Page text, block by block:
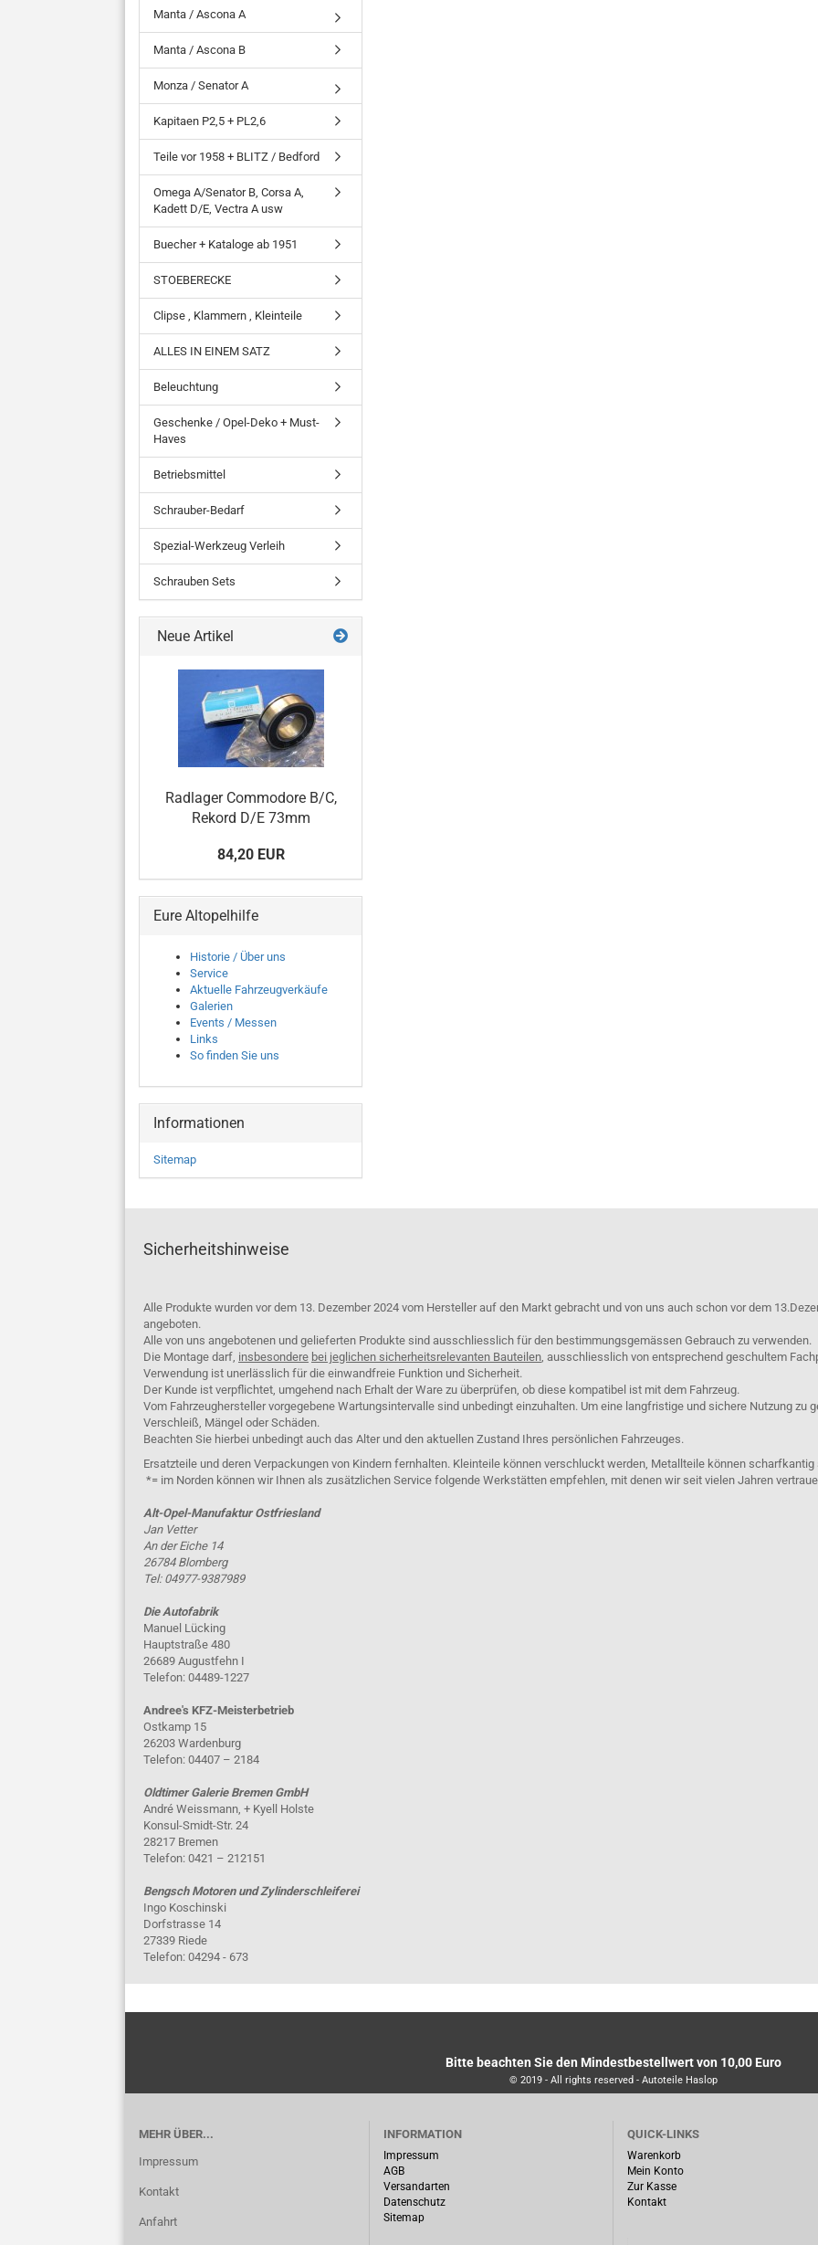
Manta / Ascona A
Manta / Ascona B
Monza / Senator A
Kapitaen P2,5 + PL2,6
Teile vor 1958 + BLITZ / Bedford
Omega A/Senator B, Corsa A,
Kadett D/E, Vectra A usw
Buecher + Kataloge ab 1951
STOEBERECKE
Clipse , Klammern , Kleinteile
ALLES IN EINEM SATZ
Beleuchtung
Geschenke / Opel-Deko + Must-
Haves
Betriebsmittel
Schrauber-Bedarf
Spezial-Werkzeug Verleih
Schrauben Sets
Neue Artikel
Radlager Commodore B/C,
Rekord D/E 73mm
84,20 EUR
Eure Altopelhilfe
Historie / Über uns
Service
Aktuelle Fahrzeugverkäufe
Galerien
Events / Messen
Links
So finden Sie uns
Informationen
Sitemap
Sicherheitshinweise
Alle Produkte wurden vor dem 13. Dezember 2024 vom Hersteller auf den Markt gebracht und von uns auch schon vor dem
angeboten.
Alle von uns angebotenen und gelieferten Produkte sind ausschliesslich für den bestimmungsgemässen Gebrauch zu verwenden.
Die Montage darf, insbesondere bei jeglichen sicherheitsrelevanten Bauteilen, ausschliesslich von entsprechend geschultem
Verwendung ist unerlässlich für die einwandfreie Funktion und Sicherheit.
Der Kunde ist verpflichtet, umgehend nach Erhalt der Ware zu überprüfen, ob diese kompatibel ist mit dem Fahrzeug.
Vom Fahrzeughersteller vorgegebene Wartungsintervalle sind unbedingt einzuhalten. Um eine langfristige und sichere Nutzung
Verschleiß, Mängel oder Schäden.
Beachten Sie hierbei unbedingt auch das Alter und den aktuellen Zustand Ihres persönlichen Fahrzeuges.
Ersatzteile und deren Verpackungen von Kindern fernhalten. Kleinteile können verschluckt werden, Metallteile können
*= im Norden können wir Ihnen als zusätzlichen Service folgende Werkstätten empfehlen, mit denen wir seit vielen Jahren
Alt-Opel-Manufaktur Ostfriesland
Jan Vetter
An der Eiche 14
26784 Blomberg
Tel: 04977-9387989
Die Autofabrik
Manuel Lücking
Hauptstraße 480
26689 Augustfehn I
Telefon: 04489-1227
Andree's KFZ-Meisterbetrieb
Ostkamp 15
26203 Wardenburg
Telefon: 04407 – 2184
Oldtimer Galerie Bremen GmbH
André Weissmann, + Kyell Holste
Konsul-Smidt-Str. 24
28217 Bremen
Telefon: 0421 – 212151
Bengsch Motoren und Zylinderschleiferei
Ingo Koschinski
Dorfstrasse 14
27339 Riede
Telefon: 04294 - 673
Bitte beachten Sie den Mindestbestellwert von 10,00 Euro
© 2019 - All rights reserved - Autoteile Haslop
MEHR ÜBER...
Impressum
Kontakt
Anfahrt
INFORMATION
Impressum
AGB
Versandarten
Datenschutz
Sitemap
QUICK-LINKS
Warenkorb
Mein Konto
Zur Kasse
Kontakt